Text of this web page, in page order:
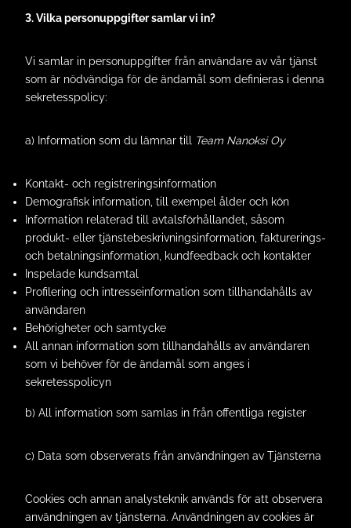
3. Vilka personuppgifter samlar vi in?
Vi samlar in personuppgifter från användare av vår tjänst
som är nödvändiga för de ändamål som definieras i denna
sekretesspolicy:
a) Information som du lämnar till Team Nanoksi Oy
Kontakt- och registreringsinformation
Demografisk information, till exempel ålder och kön
Information relaterad till avtalsförhållandet, såsom
produkt- eller tjänstebeskrivningsinformation, fakturerings-
och betalningsinformation, kundfeedback och kontakter
Inspelade kundsamtal
Profilering och intresseinformation som tillhandahålls av
användaren
Behörigheter och samtycke
All annan information som tillhandahålls av användaren
som vi behöver för de ändamål som anges i
sekretesspolicyn
b) All information som samlas in från offentliga register
c) Data som observerats från användningen av Tjänsterna
Cookies och annan analysteknik används för att observera
användningen av tjänsterna. Användningen av cookies är